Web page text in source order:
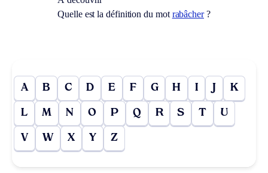
Quelle est la définition du mot rabâcher?
A B C D E F G H I J K
L M N O P Q R S T U
V W X Y Z